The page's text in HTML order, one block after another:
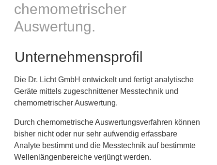
chemometrischer
Auswertung.
Unternehmensprofil
Die Dr. Licht GmbH entwickelt und fertigt analytische
Geräte mittels zugeschnittener Messtechnik und
chemometrischer Auswertung.
Durch chemometrische Auswertungsverfahren können
bisher nicht oder nur sehr aufwendig erfassbare
Analyte bestimmt und die Messtechnik auf bestimmte
Wellenlängenbereiche verjüngt werden.